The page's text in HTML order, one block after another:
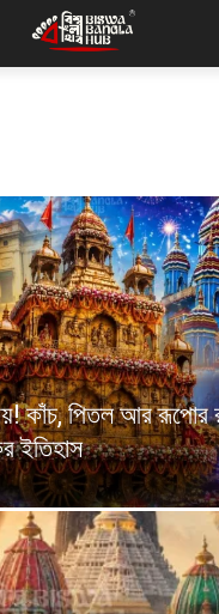
কাঁচ, পিতল আর রূপোর
ইতিহাস